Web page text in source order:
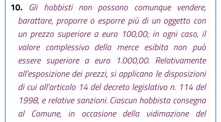
10. Gli hobbisti non possono comunque vendere,
barattare, proporre o esporre più di un oggetto con
un prezzo superiore a euro 100,00; in ogni caso, il
valore complessivo della merce esibita non può
essere superiore a euro 1.000,00. Relativamente
all'esposizione dei prezzi, si applicano le disposizioni
di cui all'articolo 14 del decreto legislativo n. 114 del
1998, e relative sanzioni. Ciascun hobbista consegna
al Comune, in occasione della vidimazione del